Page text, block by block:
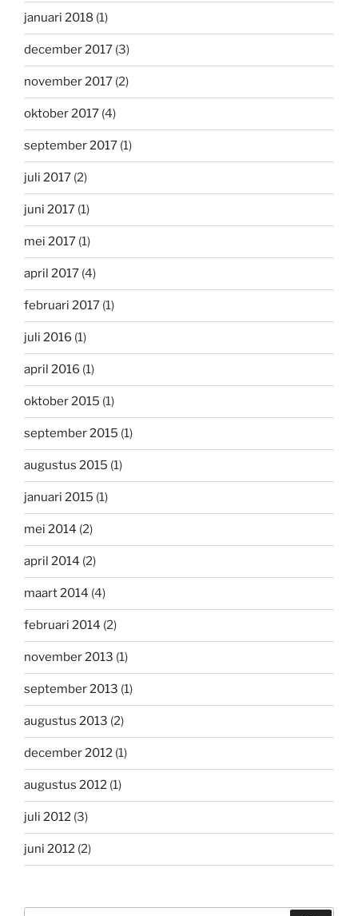
januari 2018 (1)
december 2017 (3)
november 2017 (2)
oktober 2017 (4)
september 2017 (1)
juli 2017 (2)
juni 2017 (1)
mei 2017 (1)
april 2017 (4)
februari 2017 (1)
juli 2016 (1)
april 2016 (1)
oktober 2015 (1)
september 2015 (1)
augustus 2015 (1)
januari 2015 (1)
mei 2014 (2)
april 2014 (2)
maart 2014 (4)
februari 2014 (2)
november 2013 (1)
september 2013 (1)
augustus 2013 (2)
december 2012 (1)
augustus 2012 (1)
juli 2012 (3)
juni 2012 (2)